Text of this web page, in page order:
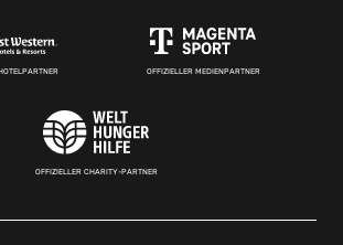
OFFIZIELLER MEDIENPARTNER
OFFIZIELLER CHARITY-PARTNER